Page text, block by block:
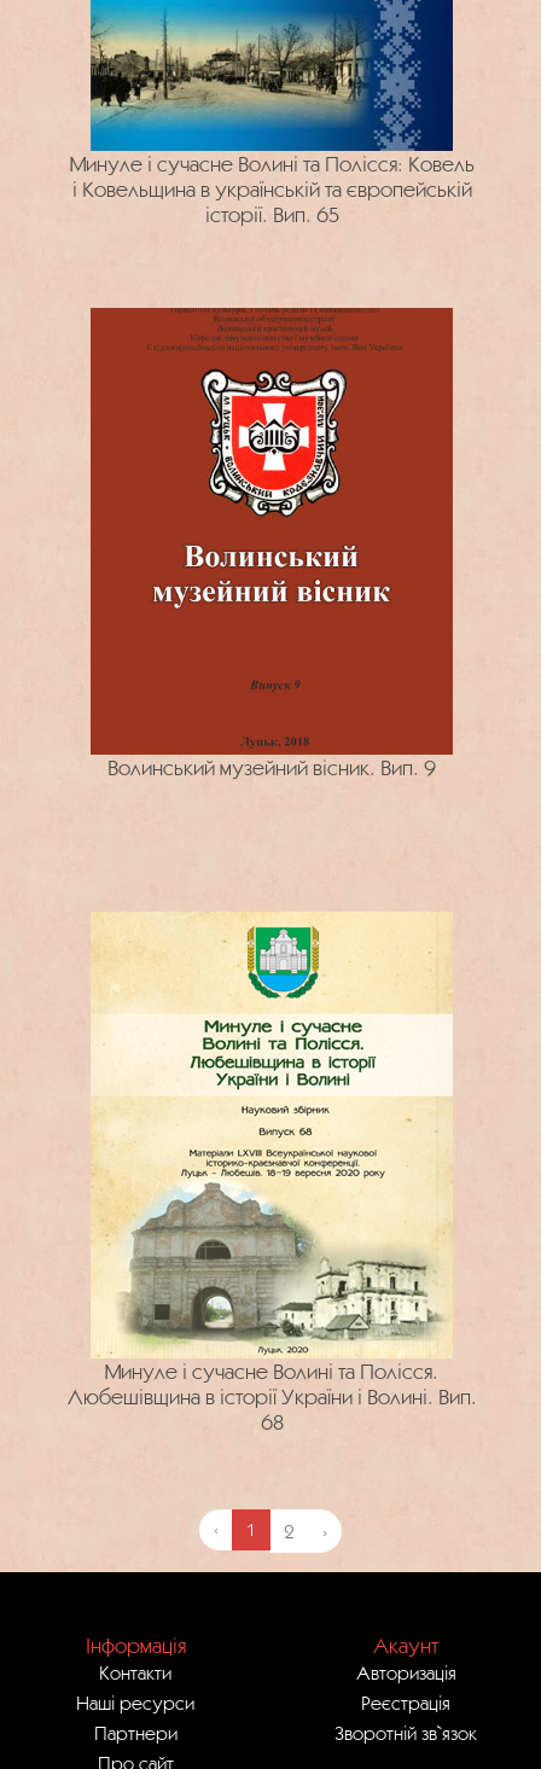
Минуле і сучасне Волині та Полісся: Ковель
і Ковельщина в українській та європейській
історії. Вип. 65
Волинський музейний вісник. Вип. 9
Минуле і сучасне Волині та Полісся.
Любешівщина в історії України і Волині. Вип.
68
‹ 1 2 ›
Інформація
Контакти
Наші ресурси
Партнери
Про сайт
Акаунт
Авторизація
Реєстрація
Зворотній зв`язок